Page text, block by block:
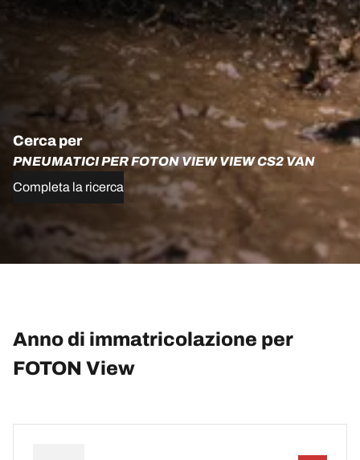
Cerca per
PNEUMATICI PER FOTON VIEW VIEW CS2 VAN
Completa la ricerca
Anno di immatricolazione per
FOTON View